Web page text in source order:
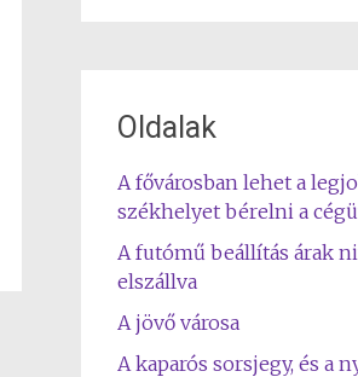
Oldalak
A fővárosban lehet a
székhelyet bérelni a
A futómű beállítás árak
elszállva
A jövő városa
A kaparós sorsjegy, és a